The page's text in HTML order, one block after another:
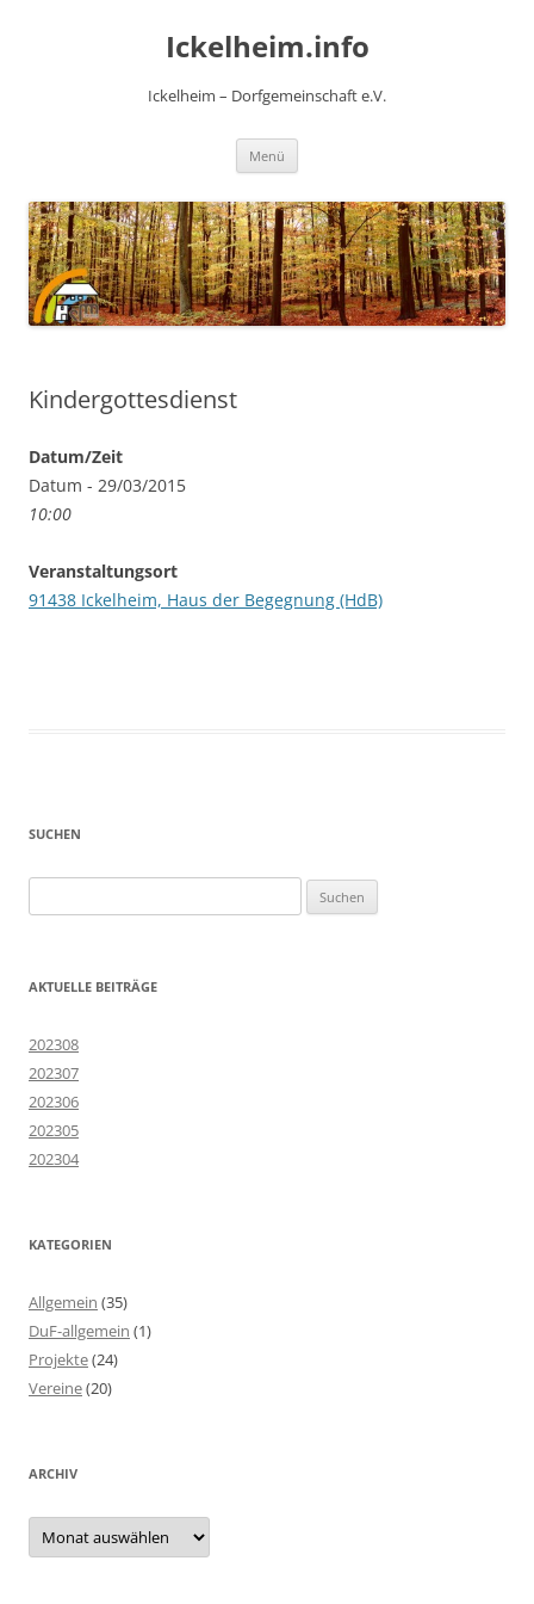
Ickelheim.info
Ickelheim – Dorfgemeinschaft e.V.
Menü
Kindergottesdienst
Datum/Zeit
Datum - 29/03/2015
10:00
Veranstaltungsort
91438 Ickelheim, Haus der Begegnung (HdB)
SUCHEN
nach:
AKTUELLE BEITRÄGE
202308
202307
202306
202305
202304
KATEGORIEN
Allgemein (35)
DuF-allgemein (1)
Projekte(24)
Vereine(20)
ARCHIV
Archiv